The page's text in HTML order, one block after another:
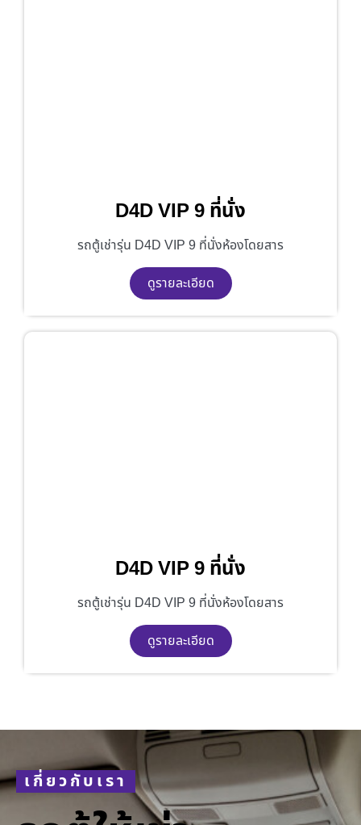
D4D VIP 9 ที่นั่ง
รถตู้เช่ารุ่น D4D VIP 9 ที่นั่งห้องโดยสาร
ดูรายละเอียด
D4D VIP 9 ที่นั่ง
รถตู้เช่ารุ่น D4D VIP 9 ที่นั่งห้องโดยสาร
ดูรายละเอียด
เกี่ยวกับเรา